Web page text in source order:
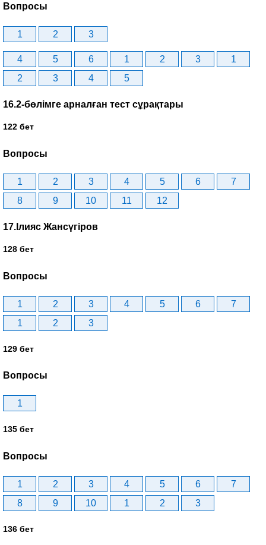
Вопросы
1 2 3
4 5 6 1 2 3
1
2
3 4 5
16.2-бөлімге арналған тест сұрақтары
122 бет
Вопросы
1 2 3 4 5 6
7
8
9 10 11 12
17.Ілияс Жансүгіров
128 бет
Вопросы
1 2 3 4 5 6
7
1
2 3
129 бет
Вопросы
1
135 бет
Вопросы
1 2 3 4 5 6
7
8
9 10 1 2 3
136 бет